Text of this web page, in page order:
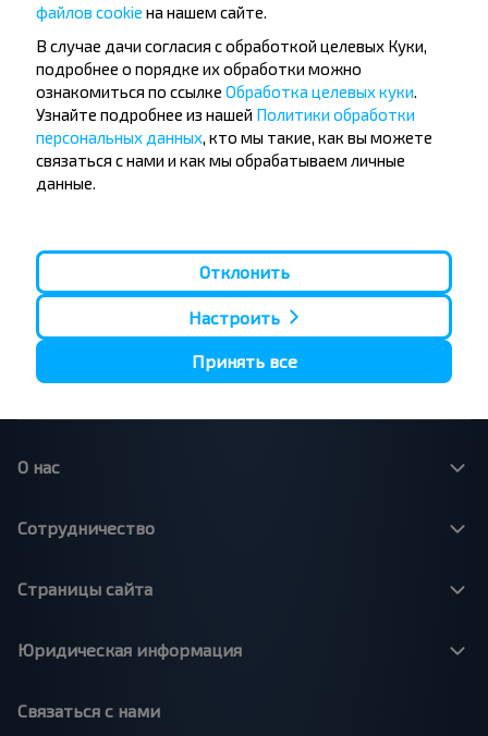
Популярные автобусные
направления
Орша - Могилёв
Минск - Несвиж
Минск - Могилёв
Минск - Пинск
Минск - Брест
Минск - Барановичи
Гомель - Минск
Брест - Тересполь
Брест - Беловежская Пуща
Полоцк - Рига
Минск - Вильнюс
Минск - Варшава
Минск - Москва
Москва - Барановичи
Брест - Люблин
Брест - Варшава
О нас
Сотрудничество
Страницы сайта
Юридическая информация
Связаться с нами
файлов cookie на нашем сайте.
В случае дачи согласия с обработкой целевых Куки,
подробнее о порядке их обработки можно
ознакомиться по ссылке Обработка целевых куки
Узнайте подробнее из нашей Политики обработки
персональных данных , кто мы такие, как вы можете
связаться с нами и как мы обрабатываем личные
данные.
Отклонить
Настроить
Принять все